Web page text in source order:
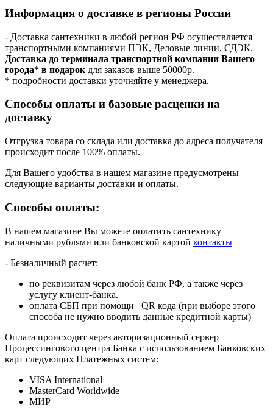
Информация о доставке в регионы России
- Доставка сантехники в любой регион РФ осуществляется
транспортными компаниями ПЭК, Деловые линии, СДЭК.
Доставка до терминала транспортной компании Вашего
города* в подарок для заказов выше 50000р.
* подробности доставки уточняйте у менеджера.
Способы оплаты и базовые расценки на
доставку
Отгрузка товара со склада или доставка до адреса получателя
происходит после 100% оплаты.
Для Вашего удобства в нашем магазине предусмотрены
следующие варианты доставки и оплаты.
Способы оплаты:
В нашем магазине Вы можете оплатить сантехнику
наличными рублями или банковской картой контакты
- Безналичный расчет:
по реквизитам через любой банк РФ, а также через
услугу клиент-банка.
оплата СБП при помощи QR кода (при выборе этого
способа не нужно вводить данные кредитной карты)
Оплата происходит через авторизационный сервер
Процессингового центра Банка с использованием Банковских
карт следующих Платежных систем:
VISA International
MasterCard Worldwide
МИР